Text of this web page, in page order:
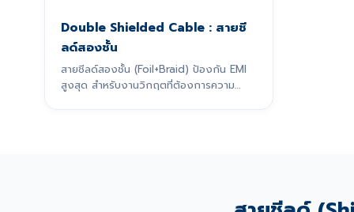
Double Shielded Cable : สายชี
ลด์สองชั้น
สายชีลด์สองชั้น (Foil+Braid) ป้องกัน EMI
สูงสุด สำหรับงานวิกฤตที่ต้องการความ